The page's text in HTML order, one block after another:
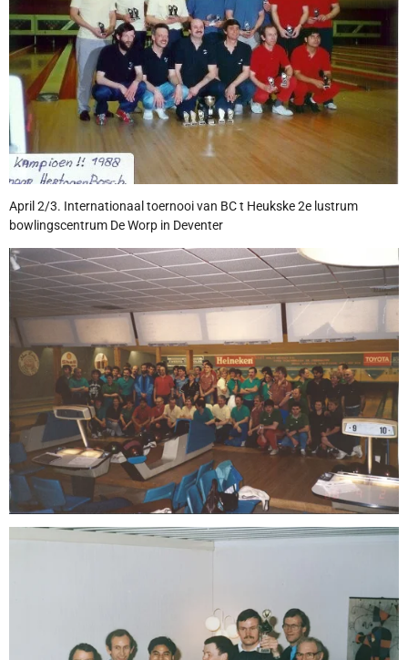
April 2/3. Internationaal toernooi van BC t Heukske 2e lustrum
bowlingscentrum De Worp in Deventer